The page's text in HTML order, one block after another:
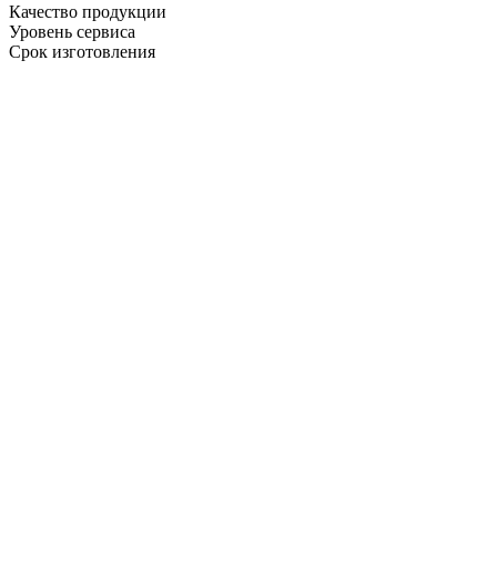
Качество продукции
Уровень сервиса
Срок изготовления